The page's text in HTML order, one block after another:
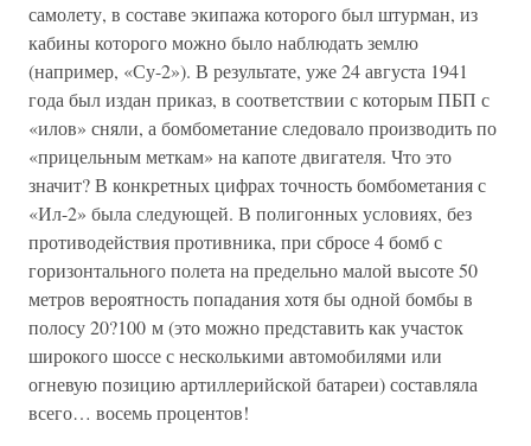
самолету, в составе экипажа которого был штурман, из
кабины которого можно было наблюдать землю
(например, «Су-2»). В результате, уже 24 августа 1941
года был издан приказ, в соответствии с которым ПБП с
«илов» сняли, а бомбометание следовало производить по
«прицельным меткам» на капоте двигателя. Что это
значит? В конкретных цифрах точность бомбометания с
«Ил-2» была следующей. В полигонных условиях, без
противодействия противника, при сбросе 4 бомб с
горизонтального полета на предельно малой высоте 50
метров вероятность попадания хотя бы одной бомбы в
полосу 20?100 м (это можно представить как участок
широкого шоссе с несколькими автомобилями или
огневую позицию артиллерийской батареи) составляла
всего… восемь процентов!